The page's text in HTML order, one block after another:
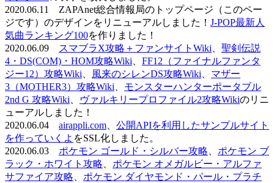
2020.06.11 ZAPAnet総合情報局のトップページ（このペー
ジです）のデザインをリニューアルしました！ J-POP最新人
気曲ランキング100を作りました！
2020.06.09
スマブラX攻略＋ファンサイトWiki
聖剣伝説
4・DS(COM)・HOM攻略Wiki
FF12（ファイナルファンタ
ジー12）攻略Wiki
風来のシレンDS攻略Wiki
マザー
3（MOTHER3）攻略Wiki
モンスターハンターポータブル
2nd G 攻略Wiki
ヴァルキリープロファイル2攻略Wikiのリニ
ューアルしました！
2020.06.04 airappli.com
公開APIを利用したサンプルサイト
を作っていくよ をSSL化しました。
2020.06.03 ポケモン ゴールド・シルバー攻略
ポケモン ブ
ラック・ホワイト攻略
ポケモン オメガルビー・アルファ
サファイア攻略
ポケモン ダイヤモンド・パール・プラチ